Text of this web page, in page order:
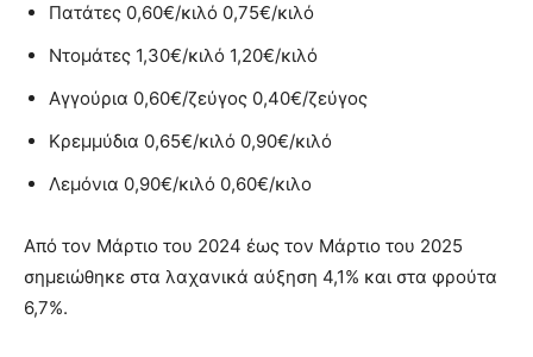
Πατάτες 0,60€/κιλό 0,75€/κιλό
Ντομάτες 1,30€/κιλό 1,20€/κιλό
Αγγούρια 0,60€/ζεύγος 0,40€/ζεύγος
Κρεμμύδια 0,65€/κιλό 0,90€/κιλό
Λεμόνια 0,90€/κιλό 0,60€/κιλο
Από τον Μάρτιο του 2024 έως τον Μάρτιο του 2025
σημειώθηκε στα λαχανικά αύξηση 4,1% και στα φρούτα
6,7%.